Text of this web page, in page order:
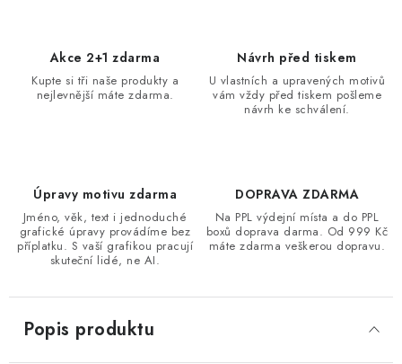
Akce 2+1 zdarma
Kupte si tři naše produkty a
nejlevnější máte zdarma.
Návrh před tiskem
U vlastních a upravených motivů
vám vždy před tiskem pošleme
návrh ke schválení.
Úpravy motivu zdarma
Jméno, věk, text i jednoduché
grafické úpravy provádíme bez
příplatku. S vaší grafikou pracují
skuteční lidé, ne AI.
DOPRAVA ZDARMA
Na PPL výdejní místa a do PPL
boxů doprava darma. Od 999 Kč
máte zdarma veškerou dopravu.
Popis produktu